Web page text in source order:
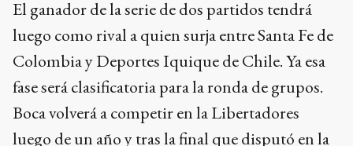
El ganador de la serie de dos partidos tendrá
luego como rival a quien surja entre Santa Fe de
Colombia y Deportes Iquique de Chile. Ya esa
fase será clasificatoria para la ronda de grupos.
Boca volverá a competir en la Libertadores
luego de un año y tras la final que disputó en la